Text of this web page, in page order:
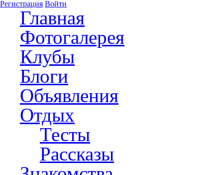
Регистрация Войти
Главная
Фотогалерея
Клубы
Блоги
Объявления
Отдых
Тесты
Рассказы